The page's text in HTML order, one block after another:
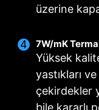
üzerine
7W/mK
Yüksek
yastıkları
çekirdekler
bile kararlı